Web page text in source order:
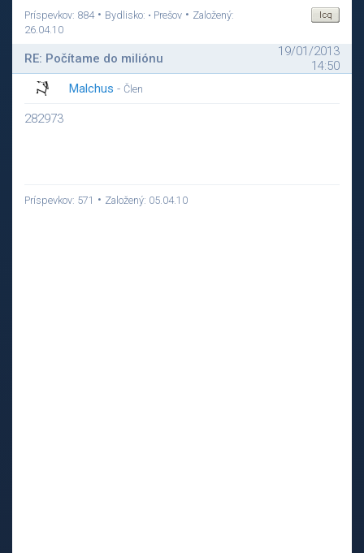
Príspevkov: 884• Bydlisko: • Prešov • Založený:
26.04.10
RE: Počítame do miliónu
19/01/2013
14:50
Malchus - Člen
282973
Príspevkov: 571 • Založený: 05.04.10